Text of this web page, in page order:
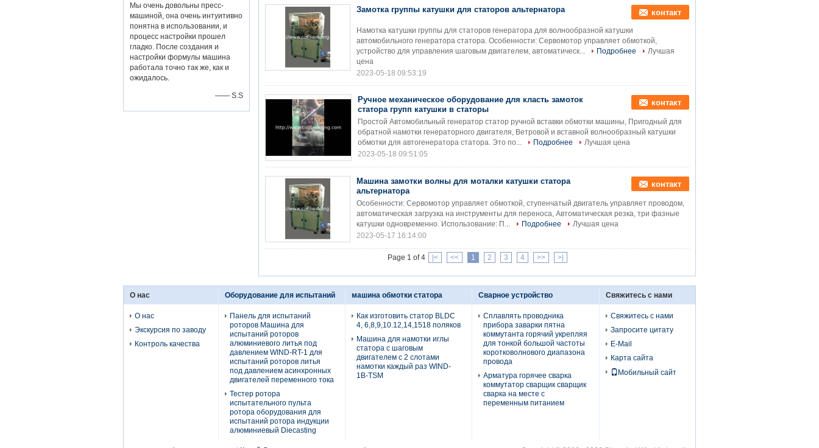
Мы очень довольны пресс-
машиной, она очень интуитивно
понятна в использовании, и
процесс настройки прошел
гладко. После создания и
настройки формулы машина
работала точно так же, как и
ожидалось.
—— S.S
Замотка группы катушки для статоров альтернатора контакт
Намотка катушки группы для статоров генератора для волнообразной катушки
автомобильного генератора статора. Особенности: Сервомотор управляет обмоткой,
устройство для управления шаговым двигателем, автоматическ...
Подробнее
Лучшая
цена
2023-05-18 09:53:19
Ручное механическое оборудование для класть замоток
статора групп катушки в статоры
контакт
Простой Автомобильный генератор статор ручной вставки обмотки машины, Пригодный для
обратной намотки генераторного двигателя, Ветровой и вставной волнообразный катушки
обмотки для автогенератора статора. Это по...
Подробнее
Лучшая цена
2023-05-18 09:51:05
Машина замотки волны для моталки катушки статора
альтернатора
контакт
Особенности: Сервомотор управляет обмоткой, ступенчатый двигатель управляет проводом,
автоматическая загрузка на инструменты для переноса, Автоматическая резка, три фазные
катушки одновременно. Использование: П...
Подробнее
Лучшая цена
2023-05-17 16:14:00
Page 1 of 4 |< << 1 2 3 4 >> >|
О нас
О нас
Экскурсия по заводу
Контроль качества
Оборудование для испытаний
Панель для испытаний
роторов Машина для
испытаний роторов
алюминиевого литья под
давлением WIND-RT-1 для
испытаний роторов литья
под давлением асинхронных
двигателей переменного тока
Тестер ротора
испытательного пульта
ротора оборудования для
испытаний ротора индукции
алюминиевый Diecasting
машина обмотки статора
Как изготовить статор BLDC
4, 6,8,9,10.12,14,1518 поляков
Машина для намотки иглы
статора с шаговым
двигателем с 2 слотами
намотки каждый раз WIND-
1B-TSM
Сварное устройство
Сплавлять проводника
прибора заварки пятна
коммутанта горячий укрепляя
для тонкой большой частоты
коротковолнового диапазона
провода
Арматура горячее сварка
коммутатор сварщик сварщик
сварка на месте с
переменным питанием
Свяжитесь с нами
Свяжитесь с нами
Запросите цитату
E-Mail
Карта сайта
Мобильный сайт